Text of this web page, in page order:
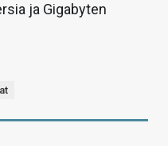
ja Gigabyten